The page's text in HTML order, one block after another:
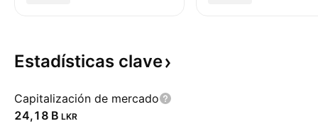
Estadísticas clave
Capitalización de mercado
‪24,18 B‬ LKR